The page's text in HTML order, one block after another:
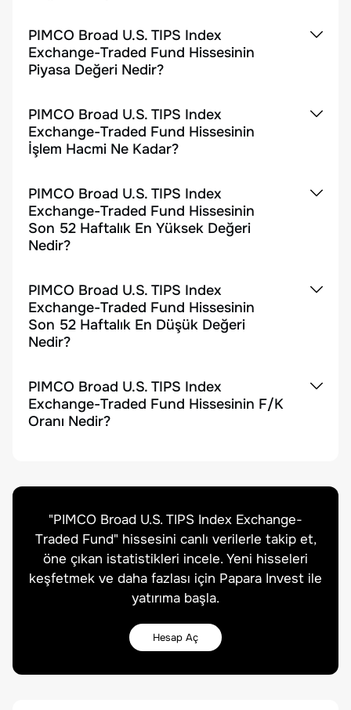
PIMCO Broad U.S. TIPS Index
Exchange-Traded Fund Hissesinin
Piyasa Değeri Nedir?
PIMCO Broad U.S. TIPS Index
Exchange-Traded Fund Hissesinin
İşlem Hacmi Ne Kadar?
PIMCO Broad U.S. TIPS Index
Exchange-Traded Fund Hissesinin
Son 52 Haftalık En Yüksek Değeri
Nedir?
PIMCO Broad U.S. TIPS Index
Exchange-Traded Fund Hissesinin
Son 52 Haftalık En Düşük Değeri
Nedir?
PIMCO Broad U.S. TIPS Index
Exchange-Traded Fund Hissesinin F/K
Oranı Nedir?
"PIMCO Broad U.S. TIPS Index Exchange-
Traded Fund" hissesini canlı verilerle takip et,
öne çıkan istatistikleri incele. Yeni hisseleri
keşfetmek ve daha fazlası için Papara Invest ile
yatırıma başla.
Hesap Aç